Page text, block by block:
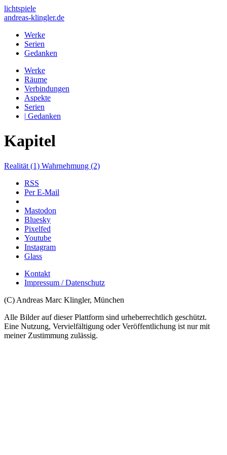
lichtspiele
andreas-klingler.de
Werke
Serien
Gedanken
Werke
Räume
Verbindungen
Aspekte
Serien
| Gedanken
Kapitel
Realität (1) Wahrnehmung (2)
RSS
Per E-Mail
Mastodon
Bluesky
Pixelfed
Youtube
Instagram
Glass
Kontakt
Impressum / Datenschutz
(C) Andreas Marc Klingler, München
Alle Bilder auf dieser Plattform sind urheberrechtlich geschützt.
Eine Nutzung, Vervielfältigung oder Veröffentlichung ist nur mit
meiner Zustimmung zulässig.